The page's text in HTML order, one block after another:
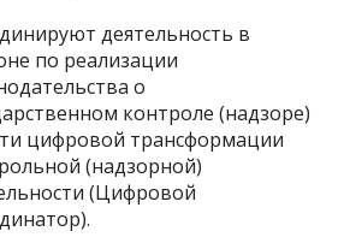
деятельность в
по реализации
о
контроле (надзоре)
цифровой трансформации
(надзорной)
(Цифровой